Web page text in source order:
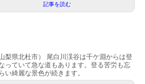
記事を読む
梨県北杜市） 尾白川渓谷は千ケ淵からは登
っていて急な道もあります。登る苦労も忘
い綺麗な景色が続きます。